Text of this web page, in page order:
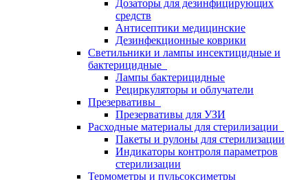
Дозаторы для дезинфицирующих
средств
Антисептики медицинские
Дезинфекционные коврики
Светильники и лампы инсектицидные и
бактерицидные
Лампы бактерицидные
Рециркуляторы и облучатели
Презервативы
Презервативы для УЗИ
Расходные материалы для стерилизации
Пакеты и рулоны для стерилизации
Индикаторы контроля параметров
стерилизации
Термометры и пульсоксиметры